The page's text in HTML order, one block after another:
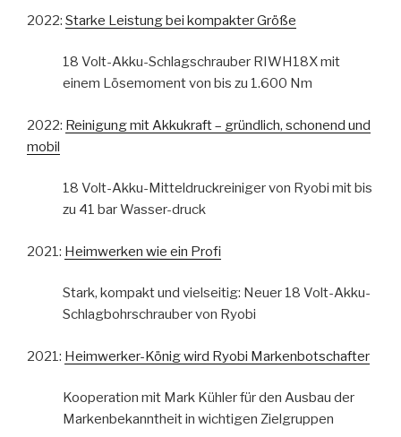
2022: Starke Leistung bei kompakter Größe
18 Volt-Akku-Schlagschrauber RIWH18X mit
einem Lösemoment von bis zu 1.600 Nm
2022: Reinigung mit Akkukraft – gründlich, schonend und
mobil
18 Volt-Akku-Mitteldruckreiniger von Ryobi mit bis
zu 41 bar Wasser-druck
2021: Heimwerken wie ein Profi
Stark, kompakt und vielseitig: Neuer 18 Volt-Akku-
Schlagbohrschrauber von Ryobi
2021: Heimwerker-König wird Ryobi Markenbotschafter
Kooperation mit Mark Kühler für den Ausbau der
Markenbekanntheit in wichtigen Zielgruppen